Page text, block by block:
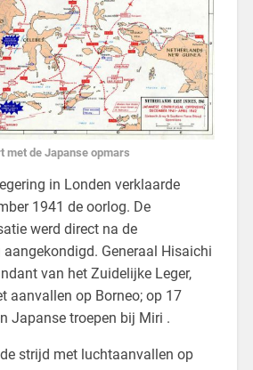
met de Japanse opmars
in Londen verklaarde
1941 de oorlog. De
werd direct na de
Generaal Hisaichi
van het Zuidelijke Leger,
aanvallen op Borneo; op 17
Japanse troepen bij Miri .
strijd met luchtaanvallen op